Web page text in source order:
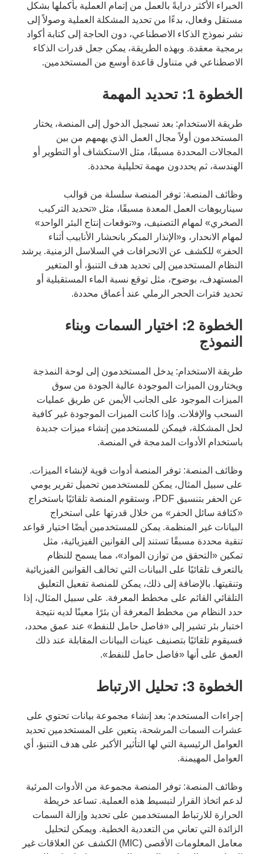
الخبراء الأكثر درايةً بالعمل من إتمام العملية بأكملها بشكل
مستقل وفعال، بدءًا من تحديد المشكلة العملية وصولاً إلى
نشر نموذج الذكاء الاصطناعي، دون الحاجة إلى كتابة أكواد
برمجية معقدة. وبهذه الطريقة، يمكن جعل قدرات الذكاء
الاصطناعي في متناول قاعدة أوسع من المستخدمين.
الخطوة 1: تحديد المهمة
طريقة الاستخدام: بعد تسجيل الدخول إلى المنصة، يختار
المستخدمون أولاً مجال العمل الذي يهمهم من بين
المجالات المحددة مسبقًا، مثل الاستكشاف أو التطوير أو
الهندسة، ثم يحددون مهمة تحليلية محددة.
وظائف المنصة: توفر المنصة سلسلة من قوالب
سيناريوهات العمل المعدة مسبقًا، مثل «تحديد التركيب
الصخري» لمهام التصنيف، و«توقعات إنتاج البئر الواحد»
لمهام الانحدار، و«الإنذار المبكر بانحشار الأنابيب أثناء
الحفر» للكشف عن الانحرافات في السلاسل الزمنية. يرشد
النظام المستخدمين إلى تحديد هدف التنبؤ، أو المتغير
المستهدف، بوضوح، مثل توقع نسبة الماء المستقبلية أو
تحديد فترات الحجر الرملي عند أعماق محددة.
الخطوة 2: اختيار السمات وبناء
النموذج
طريقة الاستخدام: يدخل المستخدمون إلى لوحة النمذجة
ويختارون الميزات الموجودة عالية الجودة من سوق
الميزات الموجود على الجانب الأيمن عن طريق عمليات
السحب والإفلات. وإذا كانت الميزات الموجودة غير كافية
لحل المشكلة، فيمكن للمستخدمين إنشاء ميزات جديدة
باستخدام الأدوات المدمجة في المنصة.
وظائف المنصة: توفر المنصة أدوات قوية لإنشاء الميزات.
على سبيل المثال، يمكن للمستخدمين تحميل تقرير يومي
عن الحفر بتنسيق PDF، وستقوم المنصة تلقائيًا باستخراج
«كثافة سائل الحفر» من خلال قدرتها على استخراج
البيانات غير المنظمة. يمكن للمستخدمين أيضًا اختيار قواعد
تنقية محددة مسبقًا تستند إلى القوانين الفيزيائية، مثل
تمكين «التحقق من توازن المواد»، مما يسمح للنظام
بالتعرف تلقائيًا على البيانات التي تخالف القوانين الفيزيائية
وتنقيتها. بالإضافة إلى ذلك، يمكن للمنصة تفعيل التعليق
التلقائي القائم على مخطط المعرفة. على سبيل المثال، إذا
حدد النظام من مخطط المعرفة أن بئرًا معينًا لديه نتيجة
اختبار بئر تشير إلى «فاصل حامل للنفط» عند عمق محدد،
فسيقوم تلقائيًا بتصنيف عينات البيانات المقابلة عند ذلك
العمق على أنها «فاصل حامل للنفط».
الخطوة 3: تحليل الارتباط
إجراءات المستخدم: بعد إنشاء مجموعة بيانات تحتوي على
عشرات السمات المرشحة، يتعين على المستخدمين تحديد
العوامل الرئيسية التي لها التأثير الأكبر على هدف التنبؤ، أي
العوامل المهيمنة.
وظائف المنصة: توفر المنصة مجموعة من الأدوات المرئية
لدعم اتخاذ القرار لتبسيط هذه العملية. تساعد خريطة
الحرارة للارتباط المستخدمين على تحديد وإزالة السمات
الزائدة التي تعاني من التعددية الخطية. ويمكن لتحليل
معامل المعلومات الأقصى (MIC) الكشف عن العلاقات غير